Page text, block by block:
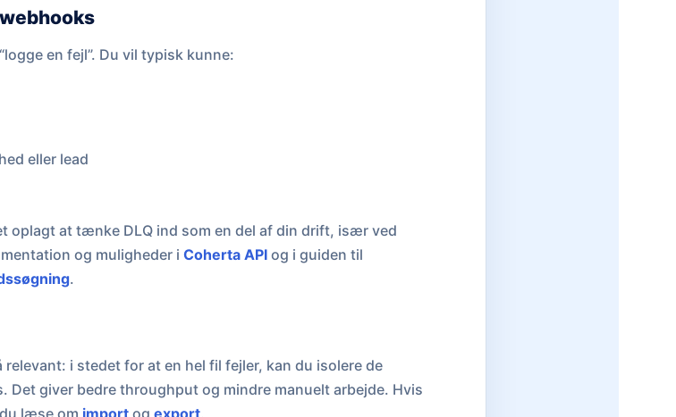
en fejl”. Du vil typisk kunne:
eller lead
oplagt at tænke DLQ ind som en del af din drift, især ved
og muligheder i Coherta APIog i guiden til
.
i stedet for at en hel fil fejler, kan du isolere de
Det giver bedre throughput og mindre manuelt arbejde. Hvis